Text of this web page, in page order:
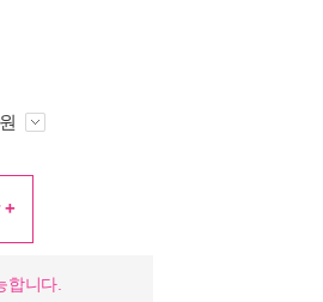
+
합니다.